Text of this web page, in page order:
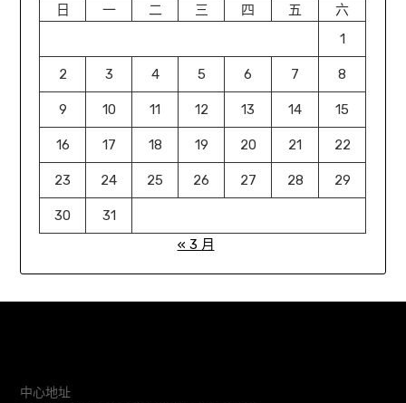
日 一 二 三 四 五
六
1
2 3 4 5 6 7 8
9 10 11 12 13 14 15
16 17 18 19 20 21 22
23 24 25 26 27 28 29
30
31
« 3 月
中心地址